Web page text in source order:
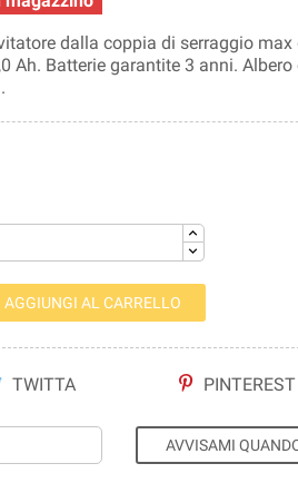
dalla coppia di serraggio max
Ah. Batterie garantite 3 anni.
AGGIUNGI AL CARRELLO
TWITTA PINTEREST
AVVISAMI